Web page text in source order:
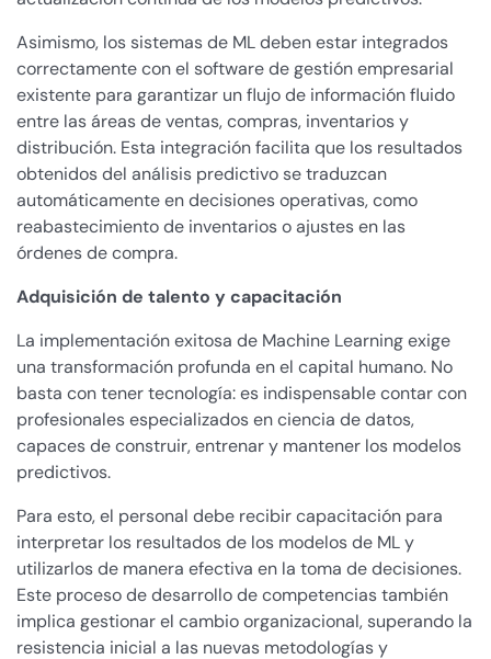
Asimismo, los sistemas de ML deben estar integrados
correctamente con el software de gestión empresarial
existente para garantizar un flujo de información fluido
entre las áreas de ventas, compras, inventarios y
distribución. Esta integración facilita que los resultados
obtenidos del análisis predictivo se traduzcan
automáticamente en decisiones operativas, como
reabastecimiento de inventarios o ajustes en las
órdenes de compra.
Adquisición de talento y capacitación
La implementación exitosa de Machine Learning exige
una transformación profunda en el capital humano. No
basta con tener tecnología: es indispensable contar con
profesionales especializados en ciencia de datos,
capaces de construir, entrenar y mantener los modelos
predictivos.
Para esto, el personal debe recibir capacitación para
interpretar los resultados de los modelos de ML y
utilizarlos de manera efectiva en la toma de decisiones.
Este proceso de desarrollo de competencias también
implica gestionar el cambio organizacional, superando la
resistencia inicial a las nuevas metodologías y